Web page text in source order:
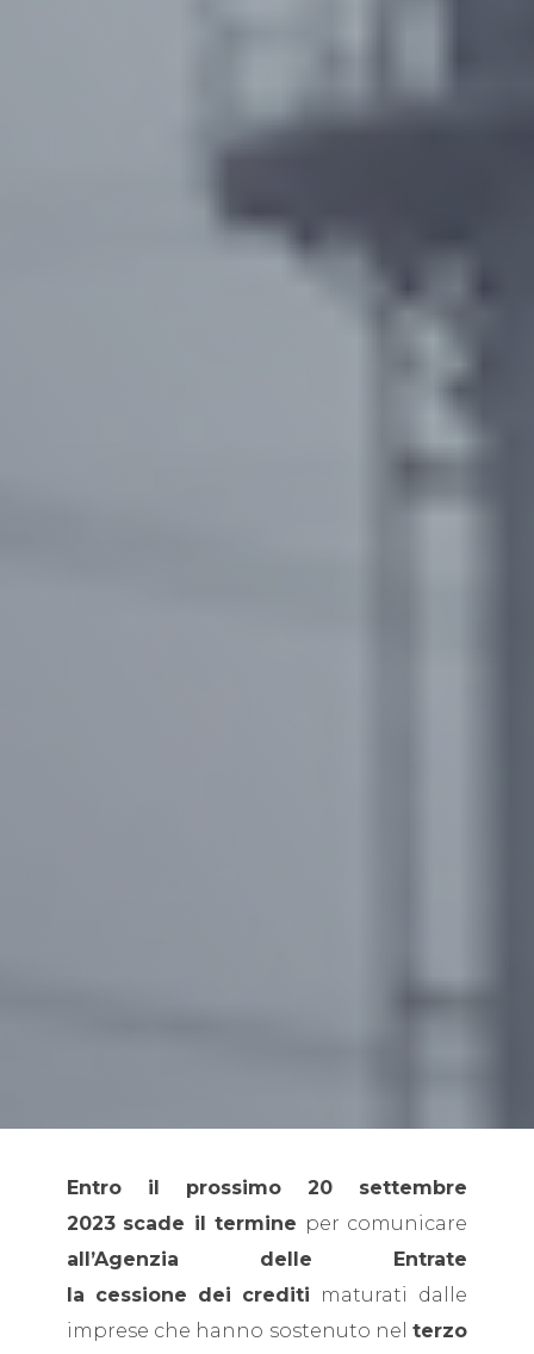
Entro il prossimo 20 settembre
2023 scade il termine per comunicare
all’Agenzia delle Entrate
la cessione dei crediti maturati dalle
imprese che hanno sostenuto nel terzo